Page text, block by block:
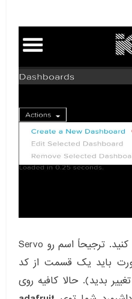
حالا باید واسش اسم انتخاب کنید. ترجیحاً اسم رو Servo
باید یک قسمت از کد
بدید). حالا کافیه روی